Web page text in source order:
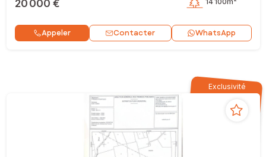
20 000 €
Appeler Contacter WhatsApp
Exclusivité